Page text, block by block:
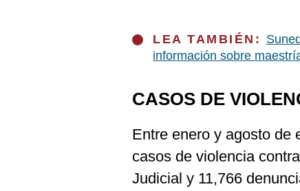
LEA TAMBIÉN:
información sobre
CASOS DE
Entre enero y agosto de
casos de violencia
Judicial y 11,766